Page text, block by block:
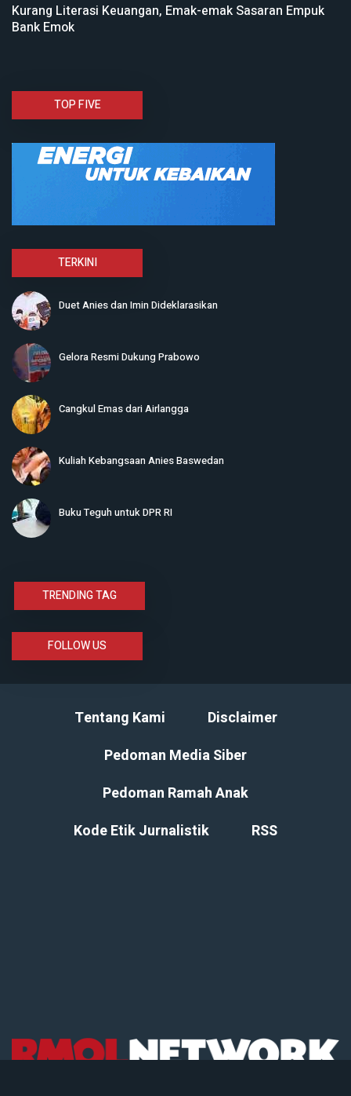
Kurang Literasi Keuangan, Emak-emak Sasaran Empuk
Bank Emok
TOP FIVE
TERKINI
Duet Anies dan Imin Dideklarasikan
Gelora Resmi Dukung Prabowo
Cangkul Emas dari Airlangga
Kuliah Kebangsaan Anies Baswedan
Buku Teguh untuk DPR RI
TRENDING TAG
FOLLOW US
Tentang Kami
Disclaimer
Pedoman Media Siber
Pedoman Ramah Anak
Kode Etik Jurnalistik
RSS